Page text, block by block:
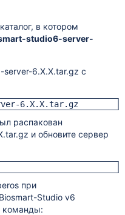
в котором
studio6-server-
server-6.Х.Х.tar.gz с
6.Х.Х.tar.gz
распакован
и обновите сервер
при
Studio v6
команды: